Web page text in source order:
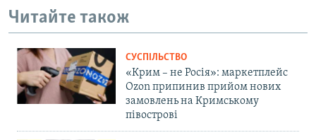
Читайте також
СУСПІЛЬСТВО
«Крим – не Росія»: маркетплейс
Ozon припинив прийом нових
замовлень на Кримському
півострові